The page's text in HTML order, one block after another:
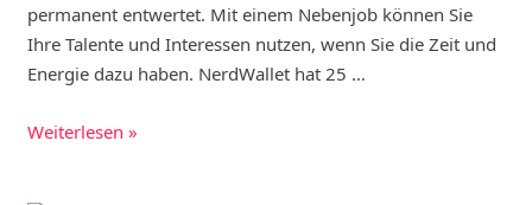
permanent entwertet. Mit einem Nebenjob können Sie
Ihre Talente und Interessen nutzen, wenn Sie die Zeit und
Energie dazu haben. NerdWallet hat 25 …
Online
Weiterlesen »